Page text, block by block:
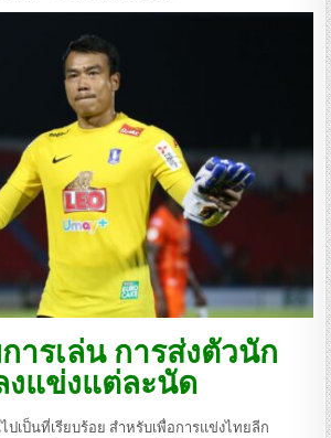
ารเล่น การส่งตัวนัก
งแข่งแต่ละนัด
ปเป็นที่เรียบร้อย สำหรับเพื่อการแข่งไทยลีก